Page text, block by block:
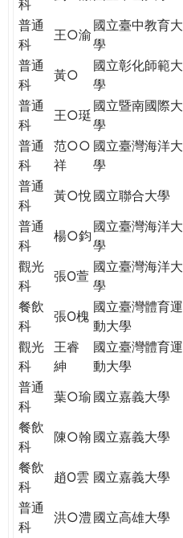
YOU
THE
PATH
GLOBAL
CITIZENSHIP
科
普通
科
王○渝
國立臺中教育大
學
普通
科
黃○
國立彰化師範大
學
普通
科
王○珽
國立暨南國際大
學
普通
科
范○○
祥
國立臺灣海洋大
學
普通
科
黃○悅 國立聯合大學
普通
科
楊○鈞
國立臺灣海洋大
學
觀光
科
張O萱
國立臺灣海洋大
學
餐飲
科
張O槐
國立臺灣體育運
動大學
觀光
科
王睿
紳
國立臺灣體育運
動大學
普通
科
葉○瑜 國立嘉義大學
餐飲
科
陳○翰 國立嘉義大學
餐飲
科
趙O雲 國立嘉義大學
普通
科
洪○澧 國立高雄大學